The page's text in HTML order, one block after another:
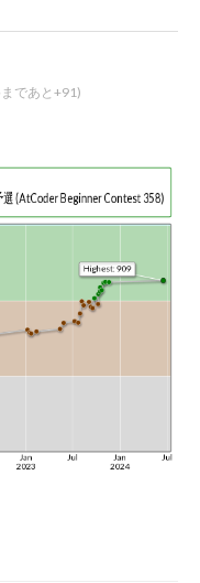
であと+91)